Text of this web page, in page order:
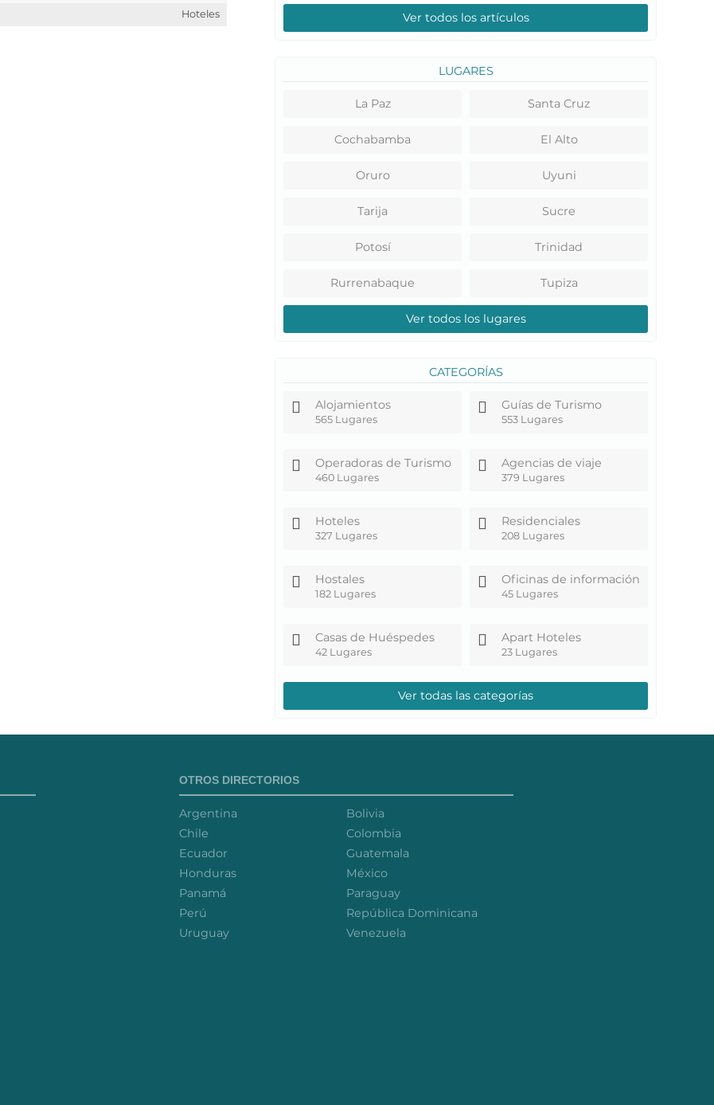
Hoteles
Ver todos los artículos
LUGARES
La Paz Santa Cruz
Cochabamba El Alto
Oruro Uyuni
Tarija Sucre
Potosí Trinidad
Rurrenabaque Tupiza
Ver todos los lugares
CATEGORÍAS
Alojamientos
565 Lugares
Guías de Turismo
553 Lugares
Operadoras de Turismo
460 Lugares
Agencias de viaje
379 Lugares
Hoteles
327 Lugares
Residenciales
208 Lugares
Hostales
182 Lugares
Oficinas de información
45 Lugares
Casas de Huéspedes
42 Lugares
Apart Hoteles
23 Lugares
Ver todas las categorías
OTROS DIRECTORIOS
Argentina
Bolivia
Chile
Colombia
Ecuador
Guatemala
Honduras
México
Panamá
Paraguay
Perú
República Dominicana
Uruguay
Venezuela